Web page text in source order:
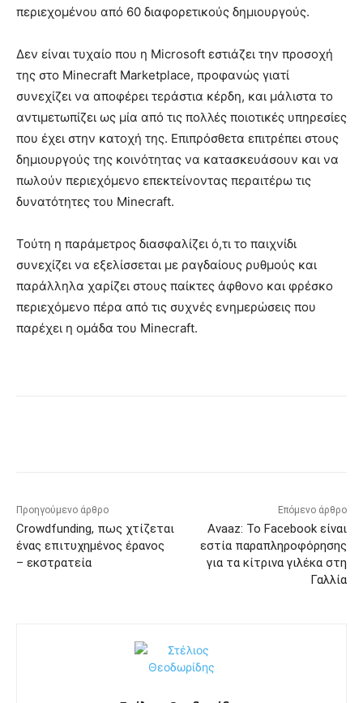
περιεχομένου από 60 διαφορετικούς δημιουργούς.
Δεν είναι τυχαίο που η Microsoft εστιάζει την προσοχή
της στο Minecraft Marketplace, προφανώς γιατί
συνεχίζει να αποφέρει τεράστια κέρδη, και μάλιστα το
αντιμετωπίζει ως μία από τις πολλές ποιοτικές υπηρεσίες
που έχει στην κατοχή της. Επιπρόσθετα επιτρέπει στους
δημιουργούς της κοινότητας να κατασκευάσουν και να
πωλούν περιεχόμενο επεκτείνοντας περαιτέρω τις
δυνατότητες του Minecraft.
Τούτη η παράμετρος διασφαλίζει ό,τι το παιχνίδι
συνεχίζει να εξελίσσεται με ραγδαίους ρυθμούς και
παράλληλα χαρίζει στους παίκτες άφθονο και φρέσκο ​​
περιεχόμενο πέρα ​​από τις συχνές ενημερώσεις που
παρέχει η ομάδα του Minecraft.
Προηγούμενο άρθρο
Crowdfunding, πως χτίζεται
ένας επιτυχημένος έρανος
– εκστρατεία
Επόμενο άρθρο
Avaaz: Το Facebook είναι
εστία παραπληροφόρησης
για τα κίτρινα γιλέκα στη
Γαλλία